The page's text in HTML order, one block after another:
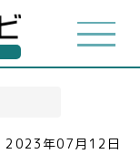
2023年07月12日